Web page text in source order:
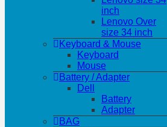
inch
Lenovo Over
size 34 inch
Keyboard & Mouse
Keyboard
Mouse
Battery / Adapter
Dell
Battery
Adapter
BAG